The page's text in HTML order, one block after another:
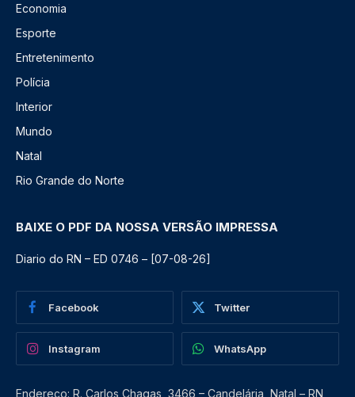
Economia
Esporte
Entretenimento
Polícia
Interior
Mundo
Natal
Rio Grande do Norte
BAIXE O PDF DA NOSSA VERSÃO IMPRESSA
Diario do RN – ED 0746 – [07-08-26]
Facebook Twitter
Instagram WhatsApp
Endereço: R. Carlos Chagas, 3466 – Candelária, Natal – RN,